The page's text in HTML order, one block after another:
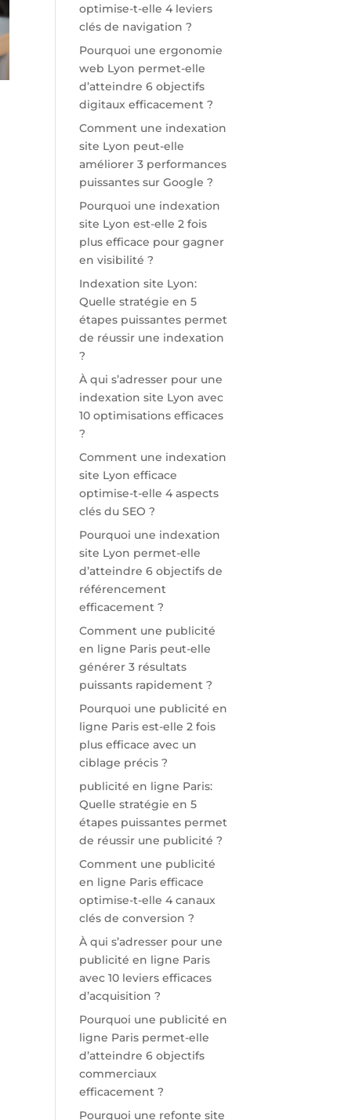
optimise-t-elle 4 leviers
clés de navigation ?
Pourquoi une ergonomie
web Lyon permet-elle
d’atteindre 6 objectifs
digitaux efficacement ?
Comment une indexation
site Lyon peut-elle
améliorer 3 performances
puissantes sur Google ?
Pourquoi une indexation
site Lyon est-elle 2 fois
plus efficace pour gagner
en visibilité ?
Indexation site Lyon:
Quelle stratégie en 5
étapes puissantes permet
de réussir une indexation
?
À qui s’adresser pour une
indexation site Lyon avec
10 optimisations efficaces
?
Comment une indexation
site Lyon efficace
optimise-t-elle 4 aspects
clés du SEO ?
Pourquoi une indexation
site Lyon permet-elle
d’atteindre 6 objectifs de
référencement
efficacement ?
Comment une publicité
en ligne Paris peut-elle
générer 3 résultats
puissants rapidement ?
Pourquoi une publicité en
ligne Paris est-elle 2 fois
plus efficace avec un
ciblage précis ?
publicité en ligne Paris:
Quelle stratégie en 5
étapes puissantes permet
de réussir une publicité ?
Comment une publicité
en ligne Paris efficace
optimise-t-elle 4 canaux
clés de conversion ?
À qui s’adresser pour une
publicité en ligne Paris
avec 10 leviers efficaces
d’acquisition ?
Pourquoi une publicité en
ligne Paris permet-elle
d’atteindre 6 objectifs
commerciaux
efficacement ?
Pourquoi une refonte site